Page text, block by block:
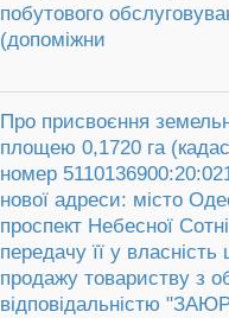
побутового
(допоміжни
Про присвоєння
площею 0,1720 га
номер
нової адреси: місто
проспект Небесної
передачу її у
продажу товариству з
відповідальністю